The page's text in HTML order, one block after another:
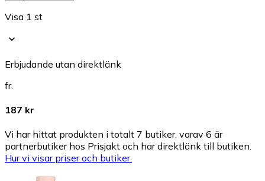
Visa 1 st
Erbjudande utan direktlänk
fr.
187 kr
Vi har hittat produkten i totalt 7 butiker, varav 6 är
partnerbutiker hos Prisjakt och har direktlänk till butiken.
Hur vi visar priser och butiker.